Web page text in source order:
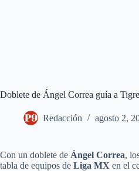
Doblete de Ángel Correa guía a
Redacción agosto 2,
Con un doblete de Ángel Correa,
tabla de equipos de Liga MX en el